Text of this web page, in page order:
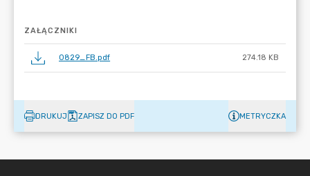
ZAŁĄCZNIKI
0829_FB.pdf 274.18 KB
DRUKUJ ZAPISZ DO PDF METRYCZKA